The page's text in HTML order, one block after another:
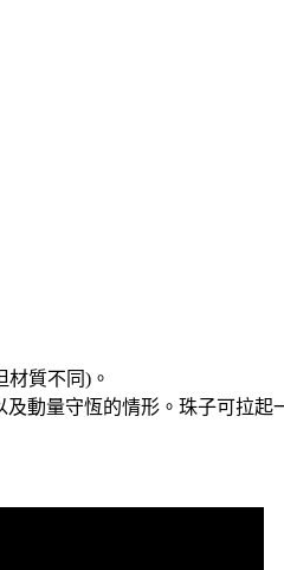
質不同)。
動量守恆的情形。珠子可拉